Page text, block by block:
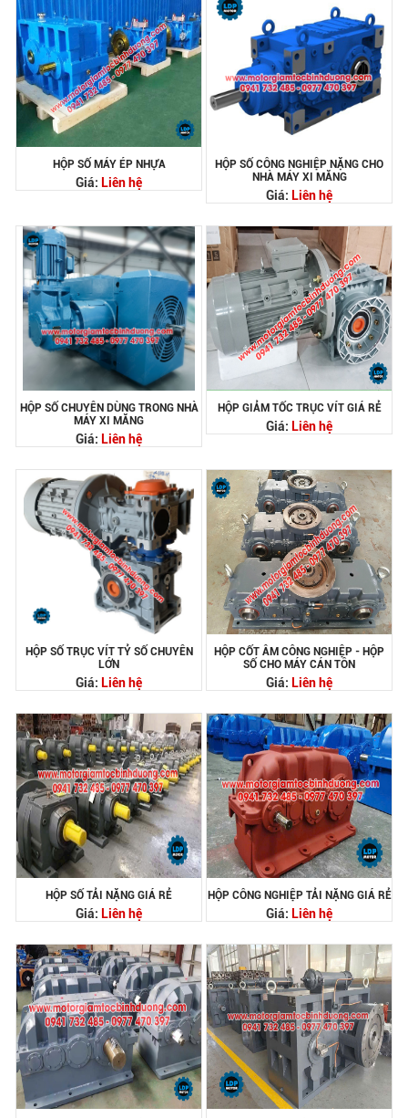
HỘP SỐ MÁY ÉP NHỰA
Giá: Liên hệ
HỘP SỐ CÔNG NGHIỆP NẶNG CHO
NHÀ MÁY XI MĂNG
Giá: Liên hệ
HỘP SỐ CHUYÊN DÙNG TRONG NHÀ
MÁY XI MĂNG
Giá: Liên hệ
HỘP GIẢM TỐC TRỤC VÍT GIÁ RẺ
Giá: Liên hệ
HỘP SỐ TRỤC VÍT TỶ SỐ CHUYÊN
LỚN
Giá: Liên hệ
HỘP CỐT ÂM CÔNG NGHIỆP - HỘP
SỐ CHO MÁY CÁN TÔN
Giá: Liên hệ
HỘP SỐ TẢI NẶNG GIÁ RẺ
Giá: Liên hệ
HỘP CÔNG NGHIỆP TẢI NẶNG GIÁ RẺ
Giá: Liên hệ